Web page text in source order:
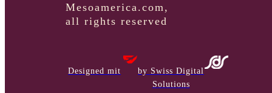
Mesoamerica.com,
all rights reserved
Designed mit
by Swiss Digital
Solutions